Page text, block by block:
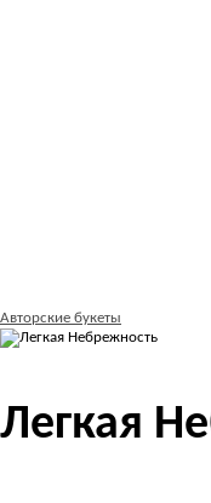
Авторские букеты
Легкая